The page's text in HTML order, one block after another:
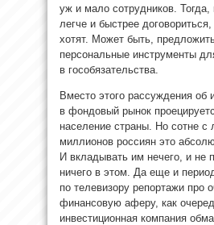
уж и мало сотрудников. Тогда,
легче и быстрее
хотят. Может быть,
персональные инструменты
в гособязательства.
Вместо этого рассуждения об
в фондовый рынок
население страны. Но сотне с
миллионов россиян это
И вкладывать им нечего, и не
ничего в этом. Да еще и
по телевизору репортажи про
финансовую аферу, как
инвестиционная компания